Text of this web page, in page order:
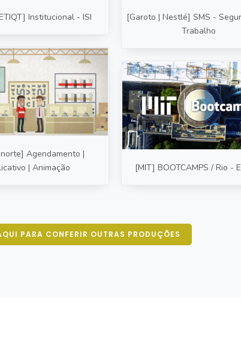
Institucional - ISI
[Garoto | Nestlé] SMS -
Trabalho
Agendamento |
| Animação
[MIT] BOOTCAMPS / Rio -
PARA CONFERIR OUTRAS PRODUÇÕES